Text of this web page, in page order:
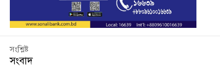
সংশ্লিষ্ট
সংবাদ